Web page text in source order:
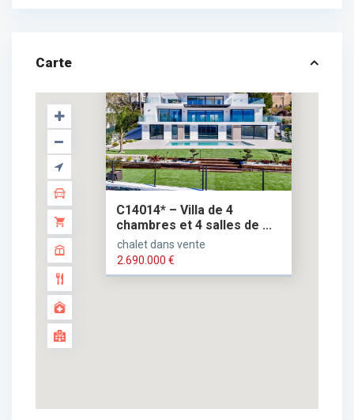
Carte
2.690.000 €
C14014* – Villa de 4
chambres et 4 salles de ...
chalet dans vente
2.690.000 €